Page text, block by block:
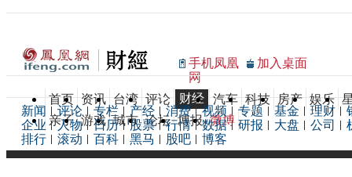
手机凤凰
网
加入桌面
首页 资讯 台湾 评论 财经 汽车 科技 房产 娱乐
亲子 游戏 城市 论坛 博报 微博
新闻 评论 专栏 产经 消费 视频 专题 基金 理财
企业
人物 日历 股票 行情 数据 研报 大盘 公司
排行
滚动 百科 黑马 股吧 博客